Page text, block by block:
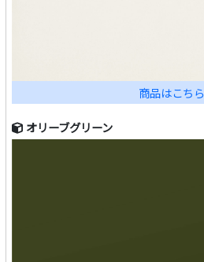
商品はこちら
オリーブグリーン